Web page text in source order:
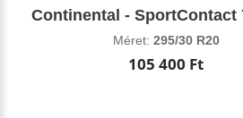
Continental - SportContact
Méret: 295/30 R20
105 400 Ft